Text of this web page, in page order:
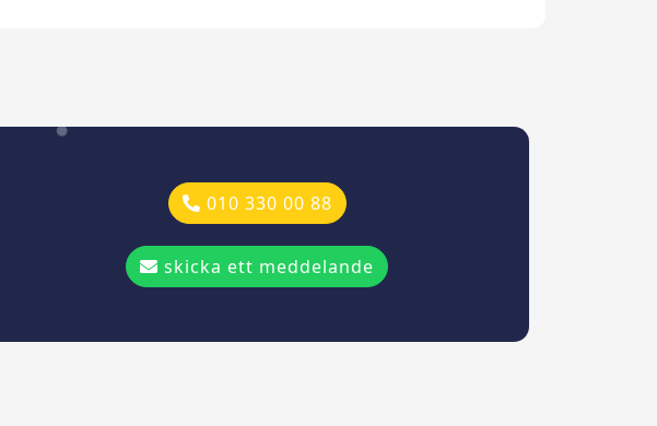
010 330 00 88
skicka ett meddelande